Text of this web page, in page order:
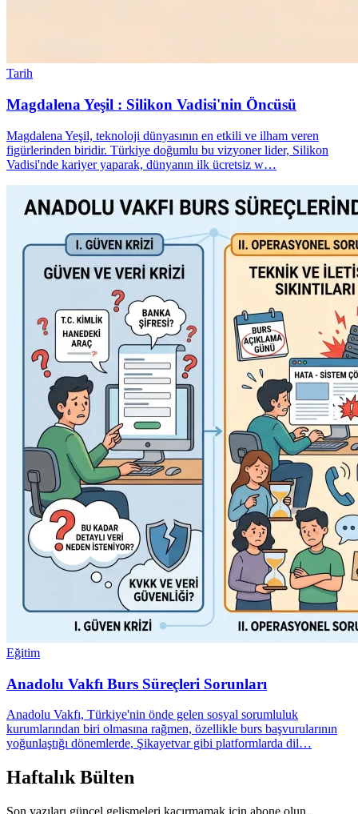
Tarih
Magdalena Yeşil : Silikon Vadisi'nin Öncüsü
Magdalena Yeşil, teknoloji dünyasının en etkili ve ilham veren
figürlerinden biridir. Türkiye doğumlu bu vizyoner lider, Silikon
Vadisi'nde kariyer yaparak, dünyanın ilk ücretsiz w…
Eğitim
Anadolu Vakfı Burs Süreçleri Sorunları
Anadolu Vakfı, Türkiye'nin önde gelen sosyal sorumluluk
kurumlarından biri olmasına rağmen, özellikle burs başvurularının
yoğunlaştığı dönemlerde, Şikayetvar gibi platformlarda dil…
Haftalık Bülten